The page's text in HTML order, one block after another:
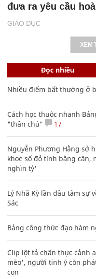
GIÁO DỤC
đưa ra yêu cầu
XEM
Đọc nhiều
Nhiều điểm bất thường ở
Cách học thuộc nhanh
"thần chú"
17
Nguyễn Phương Hằng sở
khoe sổ đỏ tính bằng cân,
nghìn tỷ'
Lý Nhã Kỳ lần đầu tâm sự
Sác
Bảng công thức đạo hàm
Clip lột tả chân thực cảnh
mèo', người tinh ý còn
con